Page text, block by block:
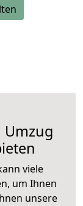
viele
um Ihnen
unsere